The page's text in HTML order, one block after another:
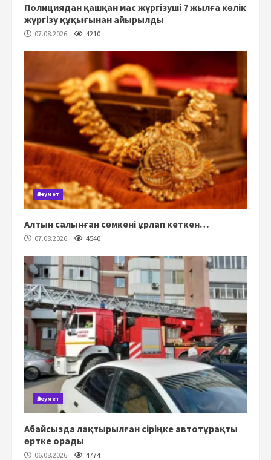
Полициядан қашқан мас жүргізуші 7 жылға көлік
жүргізу құқығынан айырылды
07.08.2026 4210
Әлеумет
Алтын салынған сөмкені ұрлап кеткен…
07.08.2026 4540
Әлеумет
Абайсызда лақтырылған сіріңке автотұрақты
өртке орады
06.08.2026 4774